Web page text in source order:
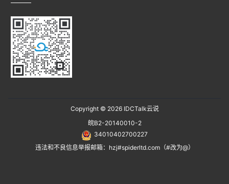
Copyright © 2026IDCTalk云说
皖B2-20140010-2
34010402700227
违法和不良信息举报邮箱：hzj#spiderltd.com（#改为@）